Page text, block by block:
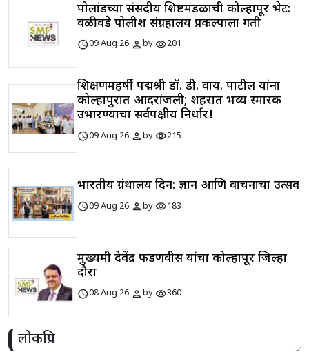
पोलांडच्या संसदीय शिष्टमंडळाची कोल्हापूर भेट:
वळीवडे पोलीश संग्रहालय प्रकल्पाला गती
schedule09 Aug 26 personbyvisibility201
शिक्षणमहर्षी पद्मश्री डॉ. डी. वाय. पाटील यांना
कोल्हापुरात आदरांजली; शहरात भव्य स्मारक
उभारण्याचा सर्वपक्षीय निर्धार!
schedule09 Aug 26 personbyvisibility215
भारतीय ग्रंथालय दिन: ज्ञान आणि वाचनाचा उत्सव
schedule09 Aug 26 personbyvisibility183
मुख्यमंत्री देवेंद्र फडणवीस यांचा कोल्हापूर जिल्हा
दौरा
schedule08 Aug 26 personbyvisibility360
लोकप्रिय